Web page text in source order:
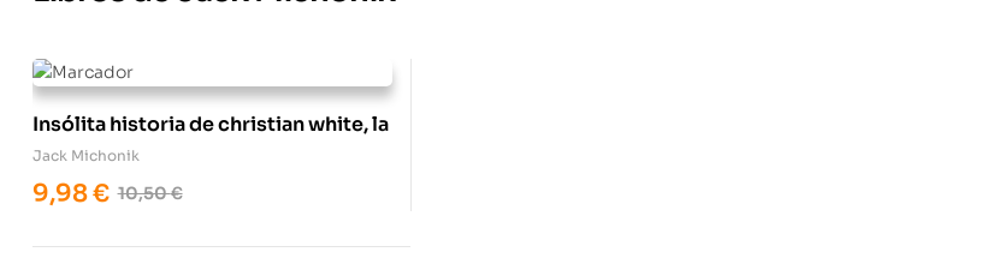
Insólita historia de christian white, la
Jack Michonik
10,50€
9,98€